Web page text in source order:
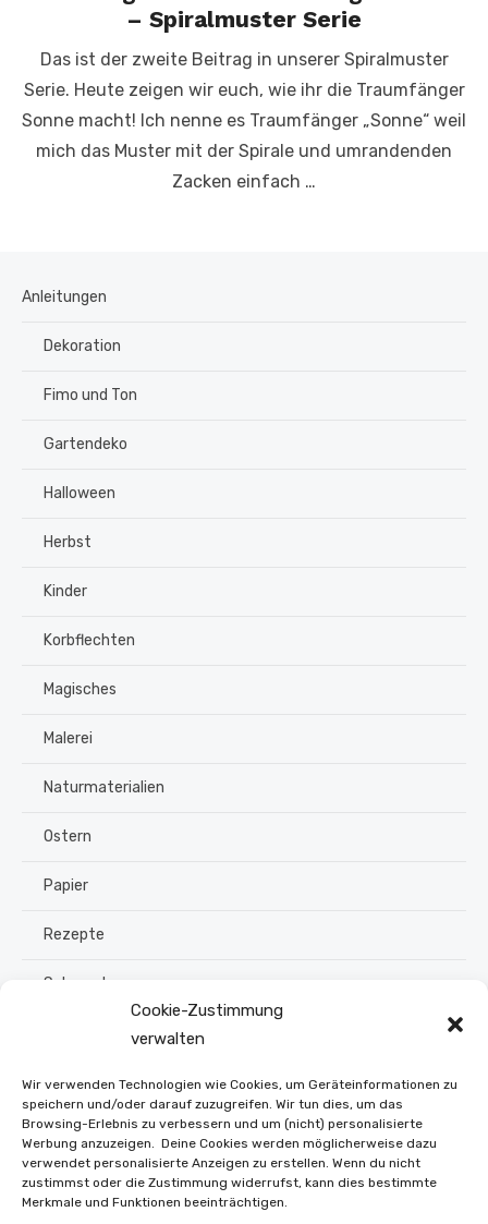
Cookie-Zustimmung
verwalten
Wir verwenden Technologien wie Cookies, um Geräteinformationen zu
speichern und/oder darauf zuzugreifen. Wir tun dies, um das
Browsing-Erlebnis zu verbessern und um (nicht) personalisierte
Werbung anzuzeigen. Deine Cookies werden möglicherweise dazu
verwendet personalisierte Anzeigen zu erstellen. Wenn du nicht
zustimmst oder die Zustimmung widerrufst, kann dies bestimmte
Merkmale und Funktionen beeinträchtigen.
– Spiralmuster Serie
Das ist der zweite Beitrag in unserer Spiralmuster
Serie. Heute zeigen wir euch, wie ihr die Traumfänger
Sonne macht! Ich nenne es Traumfänger „Sonne“ weil
mich das Muster mit der Spirale und umrandenden
Zacken einfach …
Anleitungen
Dekoration
Fimo und Ton
Gartendeko
Halloween
Herbst
Kinder
Korbflechten
Magisches
Malerei
Naturmaterialien
Ostern
Papier
Rezepte
Schmuck
Upcycling
Stroh flechten
Weihnachten